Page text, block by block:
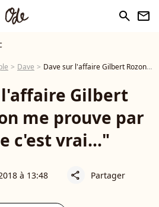
search newsletter
Dave Dave sur l'affaire Gilbert Rozon : "Si on me prouve par A+B que c'est vrai..."
l'affaire Gilbert
me prouve par
c'est vrai..."
à 13:48 share Partager